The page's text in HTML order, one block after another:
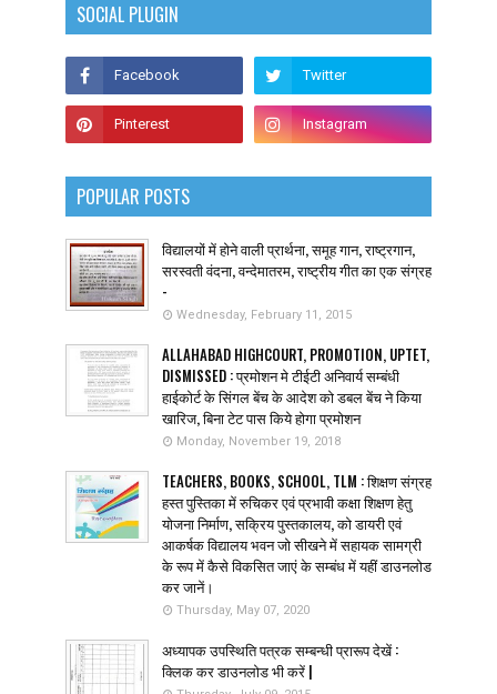
SOCIAL PLUGIN
POPULAR POSTS
विद्यालयों में होने वाली प्रार्थना, समूह गान, राष्ट्रगान,
सरस्वती वंदना, वन्देमातरम, राष्ट्रीय गीत का एक संग्रह
-
Wednesday, February 11, 2015
ALLAHABAD HIGHCOURT, PROMOTION, UPTET,
DISMISSED : प्रमोशन मे टीईटी अनिवार्य सम्बंधी
हाईकोर्ट के सिंगल बेंच के आदेश को डबल बेंच ने किया
खारिज, बिना टेट पास किये होगा प्रमोशन
Monday, November 19, 2018
TEACHERS, BOOKS, SCHOOL, TLM : शिक्षण संग्रह
हस्त पुस्तिका में रुचिकर एवं प्रभावी कक्षा शिक्षण हेतु
योजना निर्माण, सक्रिय पुस्तकालय, को डायरी एवं
आकर्षक विद्यालय भवन जो सीखने में सहायक सामग्री
के रूप में कैसे विकसित जाएं के सम्बंध में यहीं डाउनलोड
कर जानें।
Thursday, May 07, 2020
अध्यापक उपस्थिति पत्रक सम्बन्धी प्रारूप देखें :
क्लिक कर डाउनलोड भी करें |